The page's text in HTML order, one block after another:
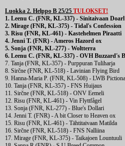
Luokka 2. Helppo B 25/25 TULOKSET!
1. Leenu C. (FNR, KL-337) - Sinitaivaan
2. Mirage (FNR, KL-375) - Tidal's Confession
3. Risu (FNR, KL-461) - Kastehelmen Piraatti
4. Jenni T. (FNR) - Ameros Hazord ox
5. Sonja (FNR, KL-277) - Woltterra
6. Leenu C. (FNR, KL-337) - OVH Buzzard's
7. Tanja (FNR, KL-357) - Purppuran Tuliharja
8. Sirčne (FNR, KL-518) - Lavinian Flying Bird
9. Hanna-Maria P. (FNR, KL-508) - LWB
10. Tanja (FNR, KL-357) - FNS Huijaus
11. Sirčne (FNR, KL-518) - ONV Eemeli
12. Risu (FNR, KL-461) - Vin Flyttfågel
13. Sonja (FNR, KL-277) - Blue's Dollari
14. Jenni T. (FNR) - A bit Closer to Heaven ox
15. Risu (FNR, KL-461) - Tähtitaivaan Matilda
16. Sirčne (FNR, KL-518) - FNS Nalliina
17. Mirage (FNR, KL-375) - Taikajoen Lountuuli